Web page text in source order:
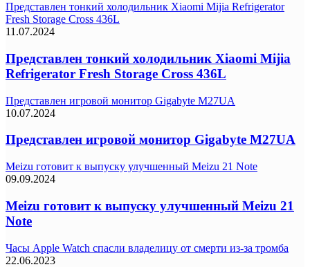
Представлен тонкий холодильник Xiaomi Mijia Refrigerator
Fresh Storage Cross 436L
11.07.2024
Представлен тонкий холодильник Xiaomi Mijia
Refrigerator Fresh Storage Cross 436L
Представлен игровой монитор Gigabyte M27UA
10.07.2024
Представлен игровой монитор Gigabyte M27UA
Meizu готовит к выпуску улучшенный Meizu 21 Note
09.09.2024
Meizu готовит к выпуску улучшенный Meizu 21
Note
Часы Apple Watch спасли владелицу от смерти из-за тромба
22.06.2023